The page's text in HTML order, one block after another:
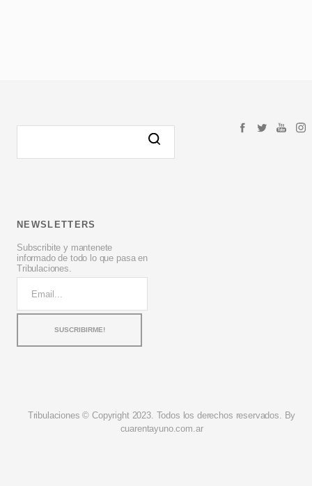
NEWSLETTERS
Subscribite y mantenete
informado de todo lo que pasa en
Tribulaciones.
Tribulaciones © Copyright 2023. Todos los derechos reservados. By
cuarentayuno.com.ar